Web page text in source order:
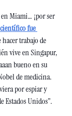
Miami… ¡por ser
fue
hacer trabajo de
vive en Singapur,
bueno en su
de medicina.
por espiar y
Estados Unidos”.